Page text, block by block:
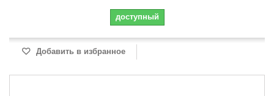
доступный
Добавить в избранное